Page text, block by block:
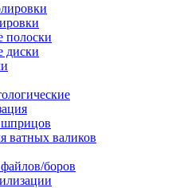
диски
шприцов
ватных валиков
боров